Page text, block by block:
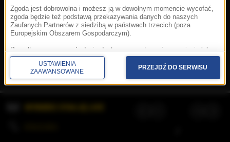
Korzystanie z portalu oznacza akceptację
Prywatność.Aplikacje.© 2026 Radio Muzyka
Fakty Grupa RMF sp. z o.o. sp. k.
Zgoda jest dobrowolna i możesz ją w dowolnym momencie wycofać,
zgoda będzie też podstawą przekazywania danych do naszych
Zaufanych Partnerów z siedzibą w państwach trzecich (poza
Europejskim Obszarem Gospodarczym).
Ponadto masz prawo żądania dostępu, sprostowania, usunięcia lub
ograniczenia przetwarzania danych, a także złożenia skargi do
Prezesa Urzędu Ochrony Danych Osobowych. W polityce prywatności
znajdziesz informacje jak wykonać swoje prawa. Szczegółowe
informacje na temat przetwarzania Twoich danych znajdują się w
USTAWIENIA
ZAAWANSOWANE
PRZEJDŹ DO SERWISU